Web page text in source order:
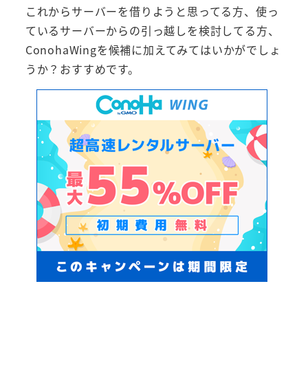
これからサーバーを借りようと思ってる方、使っ
ているサーバーからの引っ越しを検討してる方、
ConohaWingを候補に加えてみてはいかがでしょ
うか？おすすめです。